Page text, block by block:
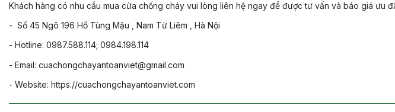
Khách hàng có nhu cầu mua cửa chống cháy vui lòng liên hệ ngay để được tư vấn và báo giá ưu
- Số 45 Ngõ 196 Hồ Tùng Mậu , Nam Từ Liêm , Hà Nội
- Hotline: 0987.588.114; 0984.198.114
- Email: cuachongchayantoanviet@gmail.com
- Website: https://cuachongchayantoanviet.com